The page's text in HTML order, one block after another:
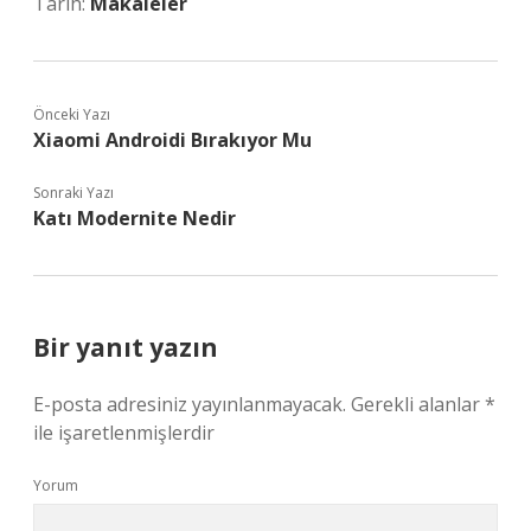
Önceki Yazı
Xiaomi Androidi Bırakıyor Mu
Sonraki Yazı
Katı Modernite Nedir
Bir yanıt yazın
E-posta adresiniz yayınlanmayacak. Gerekli alanlar*
ile işaretlenmişlerdir
Yorum